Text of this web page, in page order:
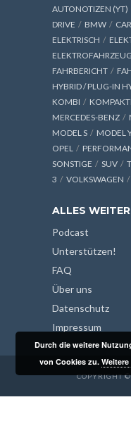
AUTONOTIZEN (YT)
DRIVE
BMW
ELEKTRISCH
ELEKTROFAHRZEUG
FAHRBERICHT
HYBRID / PLUG-IN
KOMBI
MERCEDES-BENZ
MODEL S
MODEL
OPEL
SONSTIGE
SUV
3
VOLKSWAGEN
ALLES
Podcast
Unterstützen!
FAQ
Über uns
Datenschutz
Impressum
COPYRIGHT
Durch die weitere
von Cookies zu.